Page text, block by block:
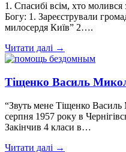
1. Спасибі всім, хто молився
Богу: 1. Зареєстрували
милосердя Київ” 2….
Читати далі →
Тіщенко Василь
“Звуть мене Тіщенко
серпня 1957 року в
Закінчив 4 класи в…
Читати далі →